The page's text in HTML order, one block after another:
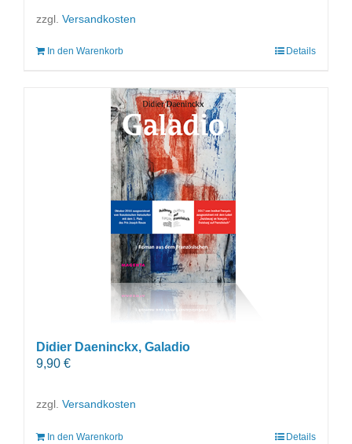
zzgl. Versandkosten
In den Warenkorb Details
Didier Daeninckx, Galadio
9,90 €
zzgl. Versandkosten
In den Warenkorb Details